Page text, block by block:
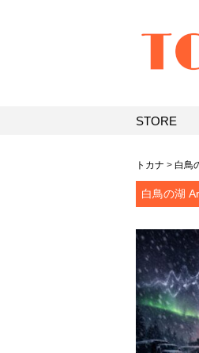
トカナ > 白鳥
白鳥の湖
STORE